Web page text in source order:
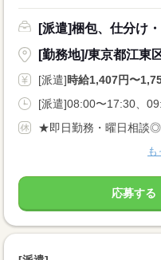
[派遣]梱包、仕分け
[勤務地]/東京都江東
[派遣]時給1,407円〜
[派遣]08:00〜17:30、
★即日勤務・曜日相談◎
も
応募する